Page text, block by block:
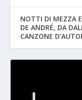
NOTTI DI MEZZA
DE ANDRÉ, DA
CANZONE